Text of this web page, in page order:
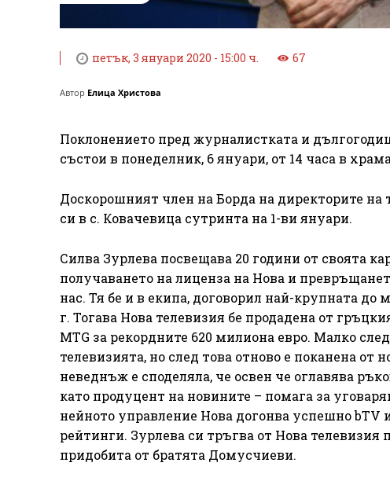
петък, 3 януари 2020 - 15:00 ч. 67
Автор Елица Христова
Поклонението пред журналистката и
състои в понеделник, 6 януари, от 14 часа в
Доскорошният член на Борда на директорите
си в с. Ковачевица сутринта на 1-ви януари.
Силва Зурлева посвещава 20 години от своята
получаването на лиценза на Нова и
нас. Тя бе и в екипа, договорил най-крупната
г. Тогава Нова телевизия бе продадена от
MTG за рекордните 620 милиона евро. Малко
телевизията, но след това отново е поканена от
неведнъж е споделяла, че освен че оглавява
като продуцент на новините – помага за
нейното управление Нова догонва успешно bTV
рейтинги. Зурлева си тръгва от Нова телевизия
придобита от братята Домусчиеви.